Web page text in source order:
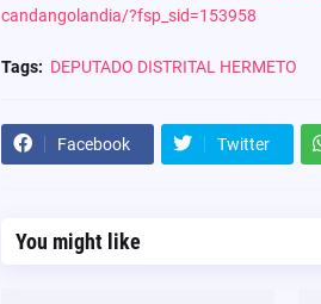
candangolandia/?fsp_sid=153958
Tags: DEPUTADO DISTRITAL HERMETO
Facebook Twitter
You might like